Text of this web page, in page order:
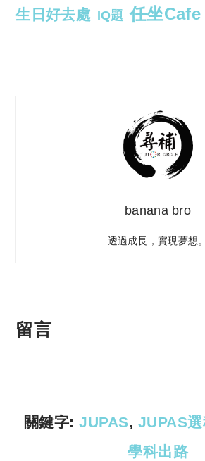
生日好去處 IQ題 任坐Cafe
banana bro
透過成長，實現夢想。
留言
關鍵字: JUPAS, JUPAS
學科出路